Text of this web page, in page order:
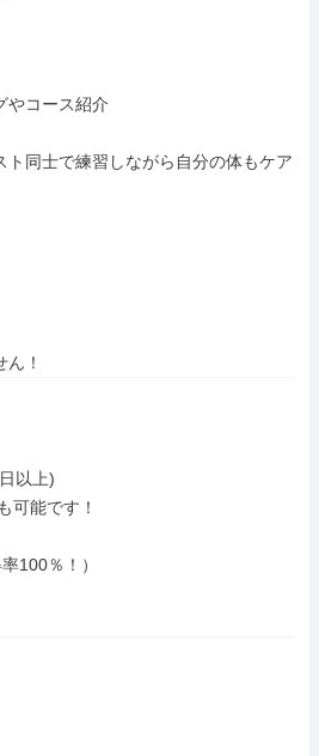
やコース紹介
同士で練習しながら自分の体もケア
！
以上)
100％！）